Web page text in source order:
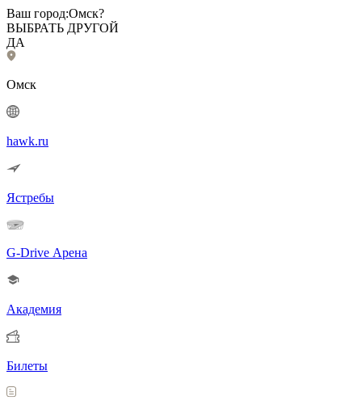
Ваш город:Омск?
ВЫБРАТЬ ДРУГОЙ
ДА
Омск
hawk.ru
Ястребы
G-Drive Арена
Академия
Билеты